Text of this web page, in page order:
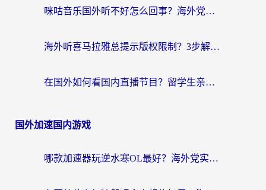
咪咕音乐国外听不好怎么回事？海外党听歌自由的终极解决方案来了
海外听喜马拉雅总提示版权限制？3步解决+2个音乐平台问题全攻略
在国外如何看国内直播节目？留学生亲测有效的追剧加速指南
国外加速国内游戏
哪款加速器玩逆水寒OL最好？海外党实测后的终极选择指南